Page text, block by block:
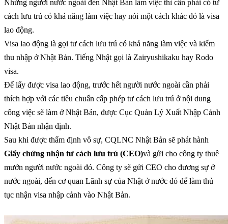
Những người nước ngoài đến Nhật Bản làm việc thì cần phải có tư
cách lưu trú có khả năng làm việc hay nói một cách khác đó là visa
lao động.
Visa lao động là gọi tư cách lưu trú có khả năng làm việc và kiếm
thu nhập ở Nhật Bản. Tiếng Nhật gọi là Zairyushikaku hay Rodo
visa.
Để lấy được visa lao động, trước hết người nước ngoài cần phải
thích hợp với các tiêu chuẩn cấp phép tư cách lưu trú ở nội dung
công việc sẽ làm ở Nhật Bản, được Cục Quản Lý Xuất Nhập Cảnh
Nhật Bản nhận định.
Sau khi được thẩm định vô sự, CQLNC Nhật Bản sẽ phát hành
Giấy chứng nhận tư cách lưu trú (CEO)và gửi cho công ty thuê
mướn người nước ngoài đó. Công ty sẽ gửi CEO cho đương sự ở
nước ngoài, đến cơ quan Lãnh sự của Nhật ở nước đó để làm thủ
tục nhận visa nhập cảnh vào Nhật Bản.